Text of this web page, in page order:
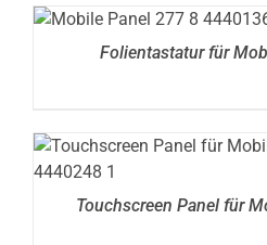
DETAILS
Folientastatur für
Touchscreen Panel für